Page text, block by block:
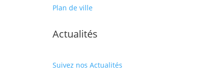
Plan de ville
Actualités
Suivez nos Actualités